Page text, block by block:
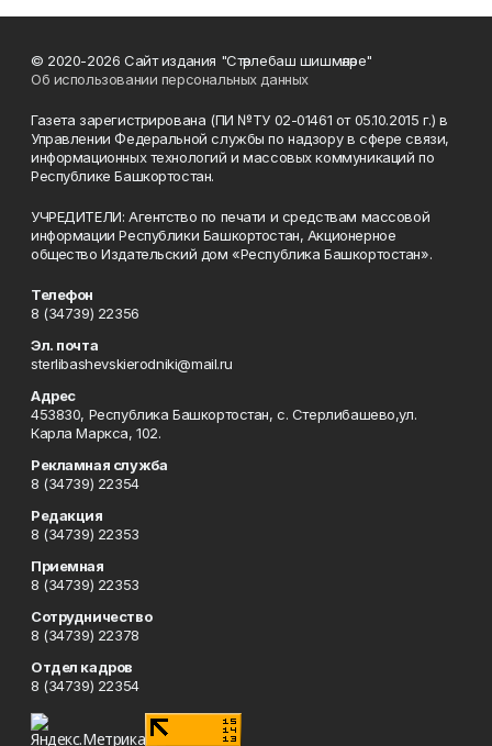
© 2020-2026 Сайт издания "Стәрлебаш шишмәләре"
Об использовании персональных данных
Газета зарегистрирована (ПИ №ТУ 02-01461 от 05.10.2015 г.) в
Управлении Федеральной службы по надзору в сфере связи,
информационных технологий и массовых коммуникаций по
Республике Башкортостан.
УЧРЕДИТЕЛИ: Агентство по печати и средствам массовой
информации Республики Башкортостан, Акционерное
общество Издательский дом «Республика Башкортостан».
Телефон
8 (34739) 22356
Эл. почта
sterlibashevskierodniki@mail.ru
Адрес
453830, Республика Башкортостан, c. Стерлибашево,ул.
Карла Маркса, 102.
Рекламная служба
8 (34739) 22354
Редакция
8 (34739) 22353
Приемная
8 (34739) 22353
Сотрудничество
8 (34739) 22378
Отдел кадров
8 (34739) 22354